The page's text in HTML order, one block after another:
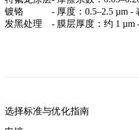
镀铬
- 厚度：0.5–2.5 µm -
发黑处理
- 膜层厚度：约 1
选择标准与优化指南